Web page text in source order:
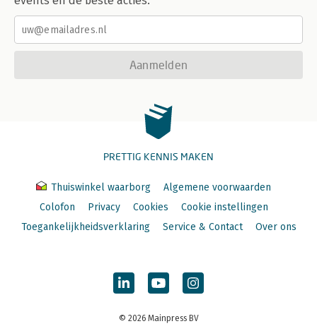
Aanmelden
PRETTIG KENNIS MAKEN
Thuiswinkel waarborg
Algemene voorwaarden
Colofon
Privacy Cookies
Cookie instellingen
Toegankelijkheidsverklaring
Service & Contact Over ons
© 2026 Mainpress BV